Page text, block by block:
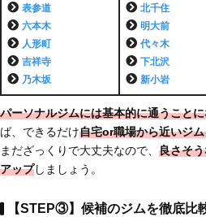
表参道
六本木
人形町
吉祥寺
乃木坂
北千住
明大前
代々木
下北沢
新小岩
パーソナルジムには基本的に通うこと
ば、できるだけ自宅or職場から近いジ
まだざっくりで大丈夫なので、 良さそ
アップしましょう。
【STEP③】候補のジムを徹底比